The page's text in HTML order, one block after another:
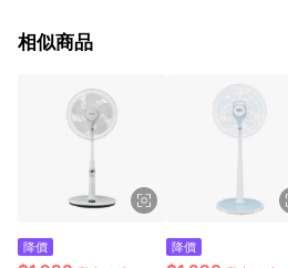
台灣樂天市場，並在同一瀏覽器於24小時
市場 45 天內完成訂單出貨及結帳，則不符合
使用APP、或中途瀏覽比價網、回饋網、
由網頁版(電腦版/手機版網頁)切換為App
平台，商品資料更新會有時間差，如顯示
位、贈品與台灣樂天市場銷售網頁不符，
(6) 導購訂單已逾 365 天，根據台灣樂天
點數回饋或點數回饋有爭議，台灣樂天市
相似商品
降價 降價